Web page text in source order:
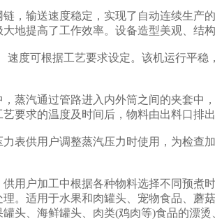
，输送速度稳定，实现了自动连续生产
地提高了工作效率。设备造型美观、结
度可根据工艺要求设定。该机运行平稳
汽通过管路进入内外筒之间的夹套中
要求的温度及时间后，物料由出料口排出
供用户调整蒸汽压力时使用，为检查加
用户加工中根据各种物料选择不同预煮
。适用于水果和肉罐头、宠物食品、蘑
头、海鲜罐头、肉类(鸡肉等)食品的漂烫